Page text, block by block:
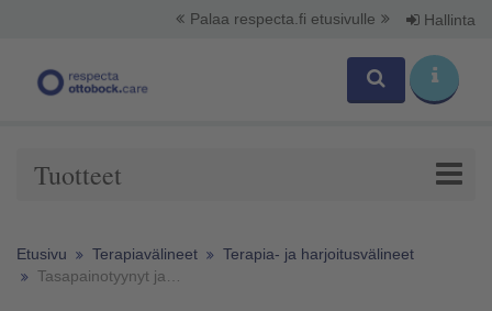
Palaa respecta.fi etusivulle Hallinta
Tuotteet
Etusivu Terapiavälineet
Terapia- ja harjoitusvälineet
Tasapainotyynyt ja -laudat